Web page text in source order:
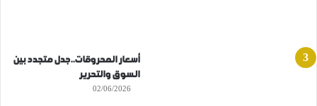
أسعار المحروقات..جدل متجدد بين
السوق والتحرير
02/06/2026